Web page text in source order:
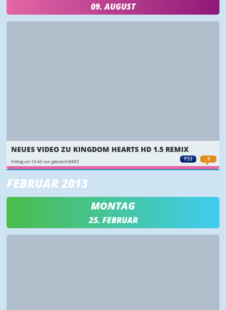
09. AUGUST
PS3 9
NEUES VIDEO ZU KINGDOM HEARTS HD 1.5 REMIX
Freitag um 10:46 von geloescht8883
FEBRUAR 2013
MONTAG
25. FEBRUAR